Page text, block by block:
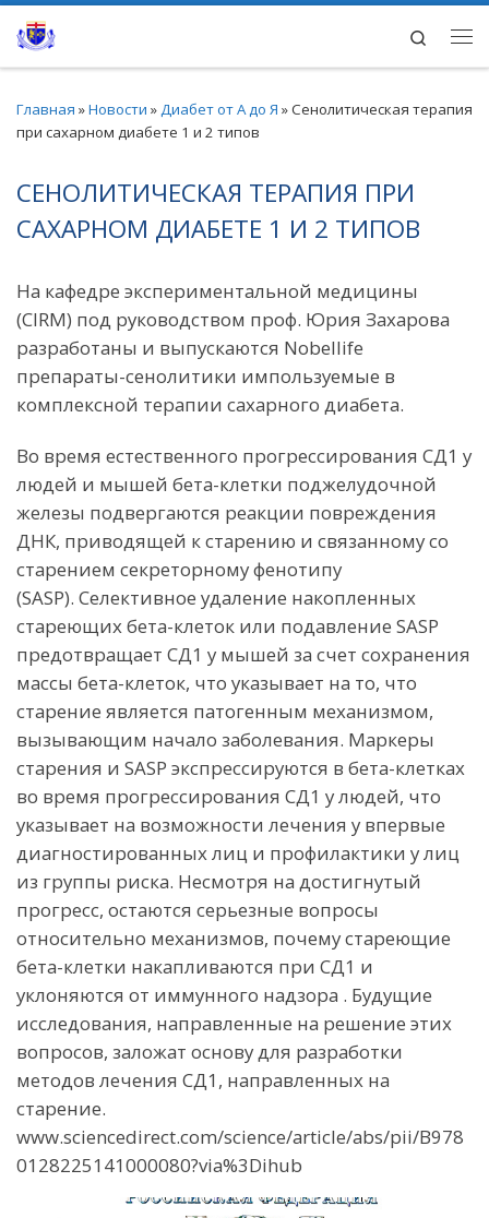
Перейти к содержимому
Search
Главная »Новости »Диабет от А до Я »Сенолитическая терапия
при сахарном диабете 1 и 2 типов
СЕНОЛИТИЧЕСКАЯ ТЕРАПИЯ ПРИ
САХАРНОМ ДИАБЕТЕ 1 И 2 ТИПОВ
На кафедре экспериментальной медицины
(CIRM) под руководством проф. Юрия Захарова
разработаны и выпускаются Nobellife
препараты-сенолитики импользуемые в
комплексной терапии сахарного диабета.
Во время естественного прогрессирования СД1 у
людей и мышей бета-клетки поджелудочной
железы подвергаются реакции повреждения
ДНК, приводящей к старению и связанному со
старением секреторному фенотипу
(SASP). Селективное удаление накопленных
стареющих бета-клеток или подавление SASP
предотвращает СД1 у мышей за счет сохранения
массы бета-клеток, что указывает на то, что
старение является патогенным механизмом,
вызывающим начало заболевания. Маркеры
старения и SASP экспрессируются в бета-клетках
во время прогрессирования СД1 у людей, что
указывает на возможности лечения у впервые
диагностированных лиц и профилактики у лиц
из группы риска. Несмотря на достигнутый
прогресс, остаются серьезные вопросы
относительно механизмов, почему стареющие
бета-клетки накапливаются при СД1 и
уклоняются от иммунного надзора . Будущие
исследования, направленные на решение этих
вопросов, заложат основу для разработки
методов лечения СД1, направленных на
старение.
www.sciencedirect.com/science/article/abs/pii/B978
0128225141000080?via%3Dihub